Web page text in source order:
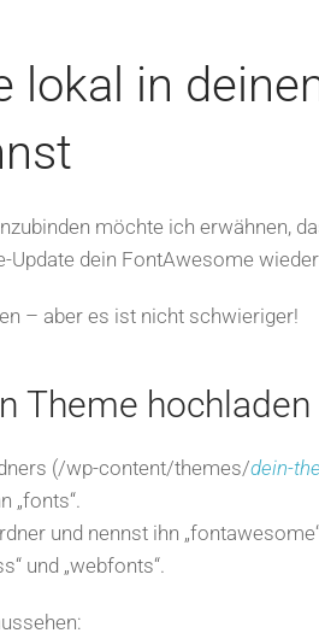
lokal in
möchte ich erwähnen,
Update dein FontAwesome
– aber es ist nicht schwieriger!
Theme hochladen
(/wp-content/themes/dein-
„fonts“.
und nennst ihn
und „webfonts“.